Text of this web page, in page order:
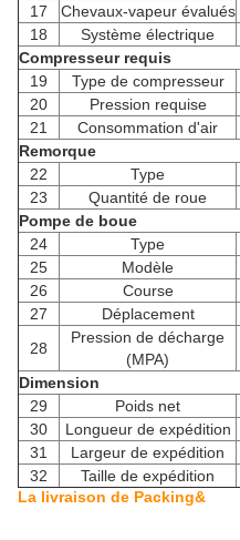
17
Chevaux-vapeur évalués
18
Système électrique
Compresseur requis
19
Type de compresseur
20
Pression requise
21
Consommation d'air
Remorque
22
Type
23
Quantité de roue
Pompe de boue
24
Type
25
Modèle
26
Course
27
Déplacement
28
Pression de décharge
(MPA)
Dimension
29
Poids net
30
Longueur de expédition
31
Largeur de expédition
32
Taille de expédition
La livraison de Packing&